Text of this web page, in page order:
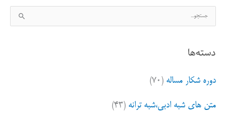
س
ج
ب
ا
دسته‌ها
دوره شکار مساله (۷۰)
متن های شبه ادبی،شبه ترانه (۴۳)